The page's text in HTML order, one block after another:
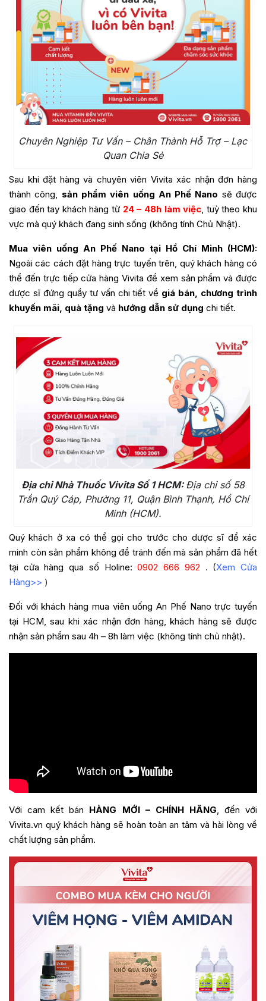
Chuyên Nghiệp Tư Vấn – Chân Thành Hỗ Trợ – Lạc
Quan Chia Sẻ
Sau khi đặt hàng và chuyên viên Vivita xác nhận đơn hàng
thành công, sản phẩm viên uống An Phế Nano sẽ được
giao đến tay khách hàng từ 24 – 48h làm việc, tuỳ theo khu
vực mà quý khách đang sinh sống (không tính Chủ Nhật).
Mua viên uống An Phế Nano tại Hồ Chí Minh (HCM):
Ngoài các cách đặt hàng trực tuyến trên, quý khách hàng có
thể đến trực tiếp cửa hàng Vivita để xem sản phẩm và được
dược sĩ đứng quầy tư vấn chi tiết về giá bán, chương trình
khuyến mãi, quà tặng và hướng dẫn sử dụng chi tiết.
Địa chỉ Nhà Thuốc Vivita Số 1 HCM:Địa chỉ số 58
Trần Quý Cáp, Phường 11, Quận Bình Thạnh, Hồ Chí
Minh (HCM).
Quý khách ở xa có thể gọi cho trước cho dược sĩ để xác
minh còn sản phẩm không để tránh đến mà sản phẩm đã hết
tại cửa hàng qua số Holine: 0902 666 962 . (Xem Cửa
Hàng>> )
Đối với khách hàng mua viên uốngAn Phế Nano trực tuyến
tại HCM, sau khi xác nhận đơn hàng, khách hàng sẽ được
nhận sản phẩm sau 4h – 8h làm việc (không tính chủ nhật).
Với cam kết bán HÀNG MỚI – CHÍNH HÃNG , đến với
Vivita.vn quý khách hàng sẽ hoàn toàn an tâm và hài lòng về
chất lượng sản phẩm.